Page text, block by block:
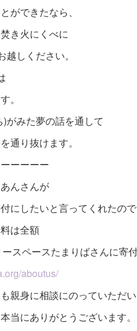
ができたなら、
き火にくべに
越しください。
。
がみた夢の話を通して
通り抜けます。
ーーーー
んさんが
にしたいと言ってくれたので
は全額
スペースたまりばさんに寄付
aboutus/
親身に相談にのっていただ
当にありがとうございます。